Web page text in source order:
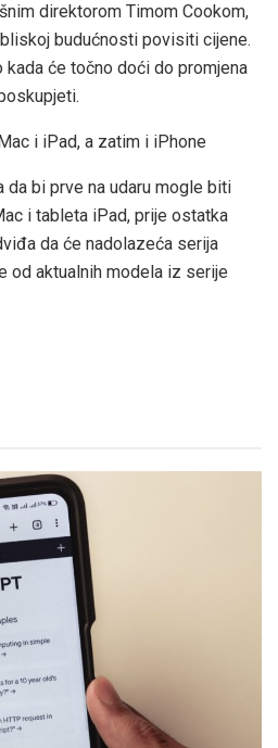
direktorom Timom Cookom,
budućnosti povisiti cijene.
će točno doći do promjena
i iPad, a zatim i iPhone
da bi prve na udaru mogle biti
i tableta iPad, prije ostatka
da će nadolazeća serija
od aktualnih modela iz serije